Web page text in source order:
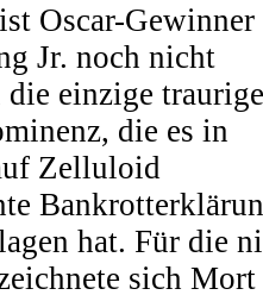
Oscar-Gewinner
Jr. noch nicht
die einzige traurige
die es in
Zelluloid
hat. Für die
sich